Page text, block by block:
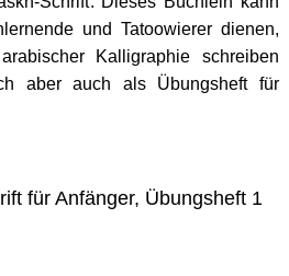
und Tatoowierer dienen,
Kalligraphie schreiben
aber auch als Übungsheft für
für Anfänger, Übungsheft 1